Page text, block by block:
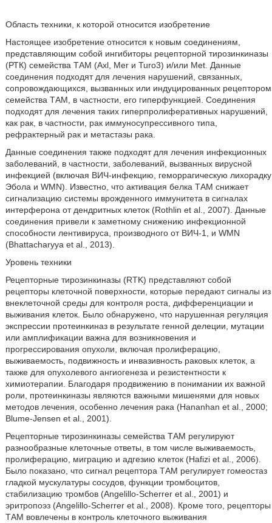
Область техники, к которой относится изобретение
Настоящее изобретение относится к новым соединениям,
представляющим собой ингибиторы рецепторной тирозинкиназы
(РТК) семейства ТАМ (Axl, Mer и Turo3) и/или Met. Данные
соединения подходят для лечения нарушений, связанных,
сопровождающихся, вызванных или индуцированных рецептором
семейства ТАМ, в частности, его гиперфункцией. Соединения
подходят для лечения таких гиперпролиферативных нарушений,
как рак, в частности, рак иммуносупрессивного типа,
рефрактерный рак и метастазы рака.
Данные соединения также подходят для лечения инфекционных
заболеваний, в частности, заболеваний, вызванных вирусной
инфекцией (включая ВИЧ-инфекцию, геморрагическую лихорадку
Эбола и WMN). Известно, что активация белка ТАМ снижает
сигнализацию системы врожденного иммунитета в сигналах
интерферона от дендритных клеток (Rothlin et al., 2007). Данные
соединения привели к заметному снижению инфекционной
способности лентивируса, производного от ВИЧ-1, и WMN
(Bhattacharyya et al., 2013).
Уровень техники
Рецепторные тирозинкиназы (RTK) представляют собой
рецепторы клеточной поверхности, которые передают сигналы из
внеклеточной среды для контроля роста, дифференциации и
выживания клеток. Было обнаружено, что нарушенная регуляция
экспрессии протеинкиназ в результате генной делеции, мутации
или амплификации важна для возникновения и
прогрессирования опухоли, включая пролиферацию,
выживаемость, подвижность и инвазивность раковых клеток, а
также для опухолевого ангиогенеза и резистентности к
химиотерапии. Благодаря продвижению в понимании их важной
роли, протеинкиназы являются важными мишенями для новых
методов лечения, особенно лечения рака (Hananhan et al., 2000;
Blume-Jensen et al., 2001).
Рецепторные тирозинкиназы семейства ТАМ регулируют
разнообразные клеточные ответы, в том числе выживаемость,
пролиферацию, миграцию и адгезию клеток (Hafizi et al., 2006).
Было показано, что сигнал рецептора ТАМ регулирует гомеостаз
гладкой мускулатуры сосудов, функции тромбоцитов,
стабилизацию тромбов (Angelillo-Scherrer et al., 2001) и
эритропоэз (Angelillo-Scherrer et al., 2008). Кроме того, рецепторы
ТАМ вовлечены в контроль клеточного выживания